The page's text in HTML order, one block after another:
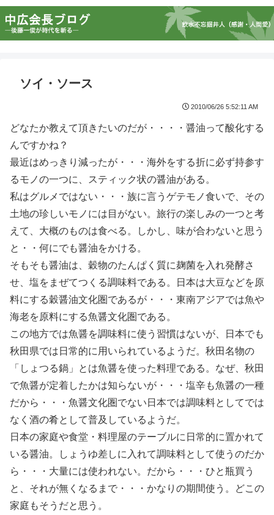
ソイ・ソース
2010/06/26 5:52:11 AM
どなたか教えて頂きたいのだが・・・・醤油って酸化する
んですかね？
最近はめっきり減ったが・・・海外をする折に必ず持参す
るモノの一つに、スティック状の醤油がある。
私はグルメではない・・・族に言うゲテモノ食いで、その
土地の珍しいモノには目がない。旅行の楽しみの一つと考
えて、大概のものは食べる。しかし、味が合わないと思う
と・・何にでも醤油をかける。
そもそも醤油は、穀物のたんぱく質に麹菌を入れ発酵さ
せ、塩をまぜてつくる調味料である。日本は大豆などを原
料にする穀醤油文化圏であるが・・・東南アジアでは魚や
海老を原料にする魚醤文化圏である。
この地方では魚醤を調味料に使う習慣はないが、日本でも
秋田県では日常的に用いられているようだ。秋田名物の
「しょつる鍋」とは魚醤を使った料理である。なぜ、秋田
で魚醤が定着したかは知らないが・・・塩辛も魚醤の一種
だから・・・魚醤文化圏でない日本では調味料としてでは
なく酒の肴として普及しているようだ。
日本の家庭や食堂・料理屋のテーブルに日常的に置かれて
いる醤油。しょうゆ差しに入れて調味料として使うのだか
ら・・・大量には使われない。だから・・・ひと瓶買う
と、それが無くなるまで・・・かなりの期間使う。どこの
家庭もそうだと思う。